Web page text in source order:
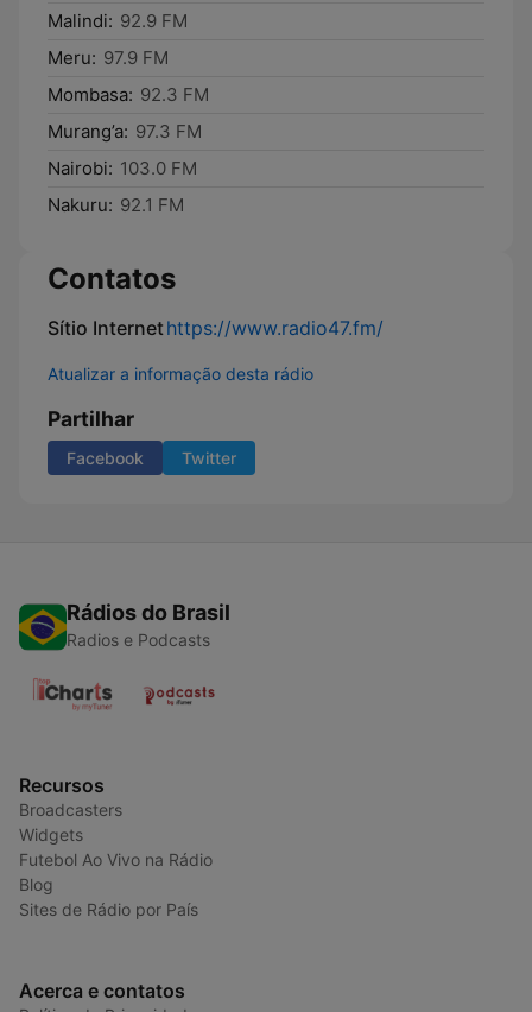
Malindi: 92.9 FM
Meru: 97.9 FM
Mombasa: 92.3 FM
Murang’a: 97.3 FM
Nairobi: 103.0 FM
Nakuru: 92.1 FM
Contatos
Sítio Internethttps://www.radio47.fm/
Atualizar a informação desta rádio
Partilhar
Facebook Twitter
Rádios do Brasil
Radios e Podcasts
Recursos
Broadcasters
Widgets
Futebol Ao Vivo na Rádio
Blog
Sites de Rádio por País
Acerca e contatos